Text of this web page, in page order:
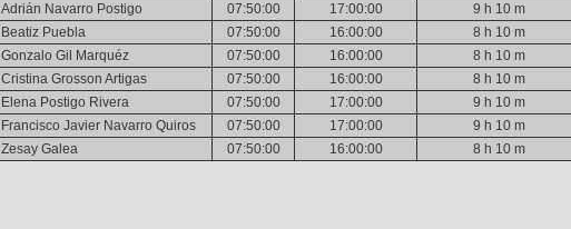
Adrián Navarro Postigo 07:50:00 17:00:00 9 h 10 m
Beatiz Puebla 07:50:00 16:00:00 8 h 10 m
Gonzalo Gil Marquéz 07:50:00 16:00:00 8 h 10 m
Cristina Grosson Artigas 07:50:00 16:00:00 8 h 10 m
Elena Postigo Rivera 07:50:00 17:00:00 9 h 10 m
Francisco Javier Navarro Quiros 07:50:00 17:00:00 9 h 10 m
Zesay Galea 07:50:00 16:00:00 8 h 10 m